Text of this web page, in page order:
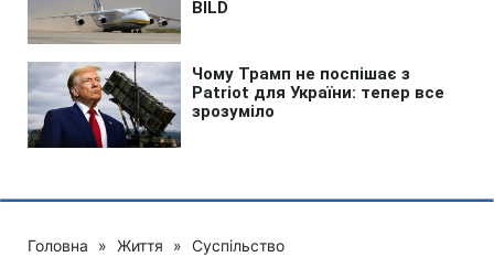
Головна » Життя » Суспільство